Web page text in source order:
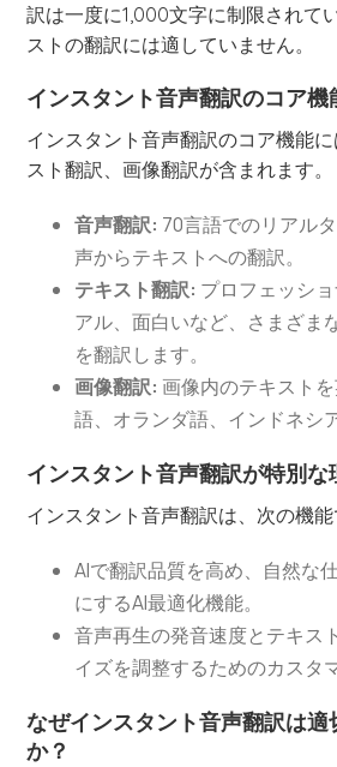
訳は一度に1,000文字に制限されて
ストの翻訳には適していません。
インスタント音声翻訳のコア機
インスタント音声翻訳のコア機能
スト翻訳、画像翻訳が含まれます。
音声翻訳: 70言語でのリアル
声からテキストへの翻訳。
テキスト翻訳: プロフェッシ
アル、面白いなど、さまざま
を翻訳します。
画像翻訳: 画像内のテキスト
語、オランダ語、インドネシ
インスタント音声翻訳が特別な
インスタント音声翻訳は、次の機能
AIで翻訳品質を高め、自然な
にするAI最適化機能。
音声再生の発音速度とテキス
イズを調整するためのカスタ
なぜインスタント音声翻訳は
か？